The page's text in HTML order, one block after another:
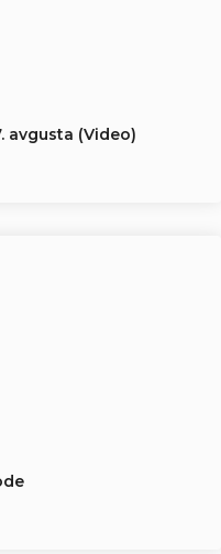
avgusta (Video)